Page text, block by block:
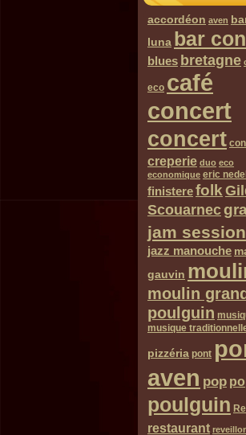
accordéon aven
luna bar
blues bretagne
eco café
concert
concert
creperie duo eco
economique eric
finisterefolk
Scouarnec
jam session
jazz manouche
gauvin
moulin grand
poulguin
musique
pizzéria pont
aven pop
poulguin
restaurant